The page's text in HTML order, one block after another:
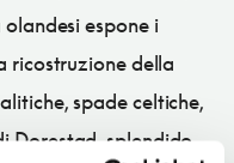
espone i
ricostruzione della
spade celtiche,
Dorestad, splendido